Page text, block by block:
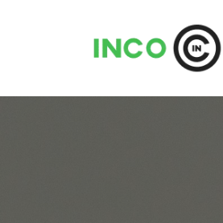
conteúdo